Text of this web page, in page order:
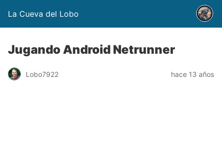
La Cueva del Lobo
Jugando Android Netrunner
Lobo7922 hace 13 años